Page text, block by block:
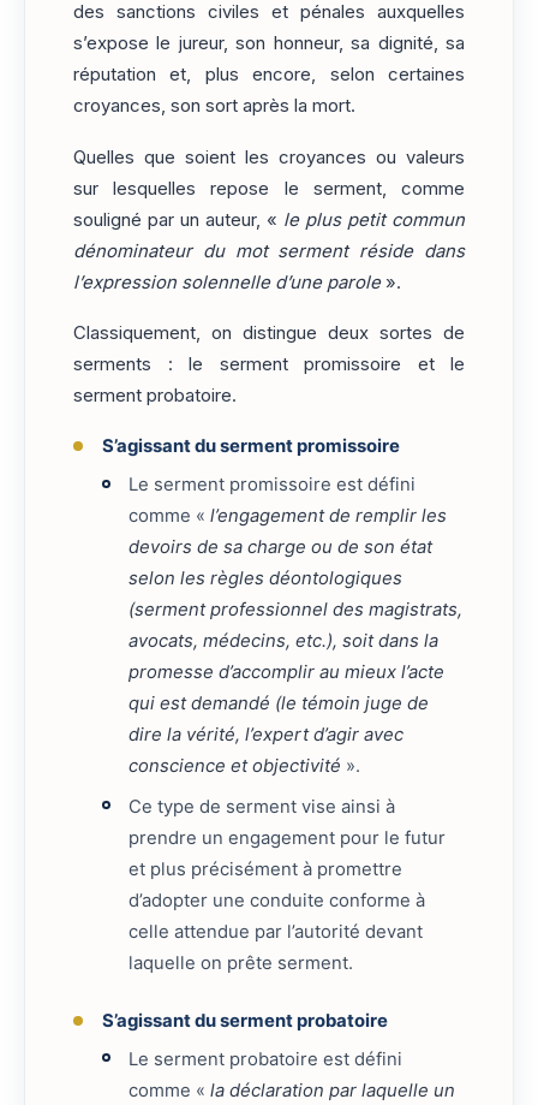
des sanctions civiles et pénales auxquelles
s’expose le jureur, son honneur, sa dignité, sa
réputation et, plus encore, selon certaines
croyances, son sort après la mort.
Quelles que soient les croyances ou valeurs
sur lesquelles repose le serment, comme
souligné par un auteur, « le plus petit commun
dénominateur du mot serment réside dans
l’expression solennelle d’une parole».
Classiquement, on distingue deux sortes de
serments : le serment promissoire et le
serment probatoire.
S’agissant du serment promissoire
Le serment promissoire est défini
comme «l’engagement de remplir les
devoirs de sa charge ou de son état
selon les règles déontologiques
(serment professionnel des magistrats,
avocats, médecins, etc.), soit dans la
promesse d’accomplir au mieux l’acte
qui est demandé (le témoin juge de
dire la vérité, l’expert d’agir avec
conscience et objectivité ».
Ce type de serment vise ainsi à
prendre un engagement pour le futur
et plus précisément à promettre
d’adopter une conduite conforme à
celle attendue par l’autorité devant
laquelle on prête serment.
S’agissant du serment probatoire
Le serment probatoire est défini
comme «la déclaration par laquelle un